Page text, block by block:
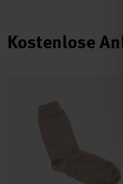
Kostenlose